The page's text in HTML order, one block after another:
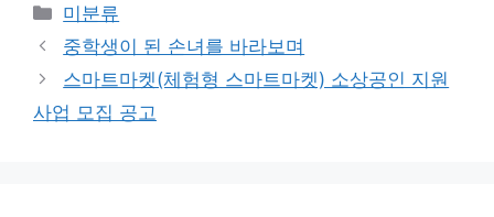
Categories
미분류
중학생이 된 손녀를 바라보며
스마트마켓(체험형 스마트마켓) 소상공인 지원
사업 모집 공고